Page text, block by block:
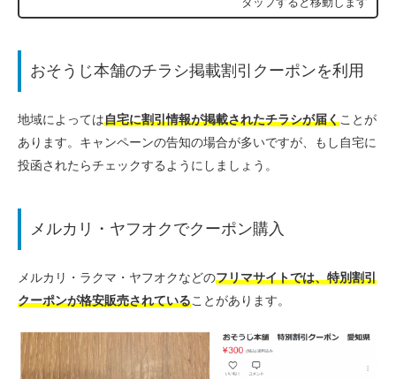
おそうじ本舗のチラシ掲載割引クーポンを利用
地域によっては自宅に割引情報が掲載されたチラシが届くことが
あります。キャンペーンの告知の場合が多いですが、もし自宅に
投函されたらチェックするようにしましょう。
メルカリ・ヤフオクでクーポン購入
メルカリ・ラクマ・ヤフオクなどのフリマサイトでは、特別割引
クーポンが格安販売されていることがあります。